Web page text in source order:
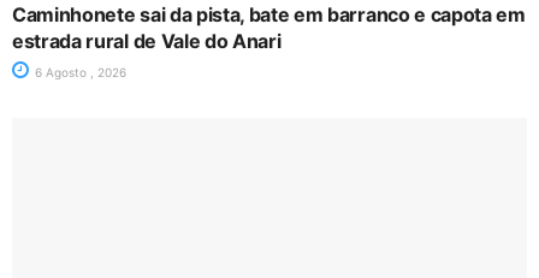
Caminhonete sai da pista, bate em barranco e capota em
estrada rural de Vale do Anari
6 Agosto , 2026